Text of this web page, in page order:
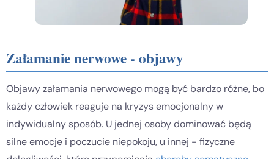
Załamanie nerwowe - objawy
Objawy załamania nerwowego mogą być bardzo różne, bo
każdy człowiek reaguje na kryzys emocjonalny w
indywidualny sposób. U jednej osoby dominować będą
silne emocje i poczucie niepokoju, u innej - fizyczne